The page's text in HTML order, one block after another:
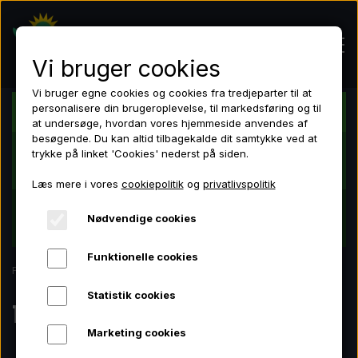
Hjem
Shop
LED lamper
Grotelte
Ventilation
Dansk butik - Dansk lager - Dansk garanti
Tilmeld dig nyhedsbrevet nede i bunden og få 10
BRUG FOR!
Forside Tilbehør
Tilbehør
Vi bruger cookies
Vi bruger egne cookies og cookies fra tredjeparter til at
personalisere din brugeroplevelse, til markedsføring og til
at undersøge, hvordan vores hjemmeside anvendes af
besøgende. Du kan altid tilbagekalde dit samtykke ved at
trykke på linket 'Cookies' nederst på siden.
Læs mere i vores cookiepolitikog privatlivspolitik
Nødvendige cookies
Funktionelle cookies
Statistik cookies
Marketing cookies